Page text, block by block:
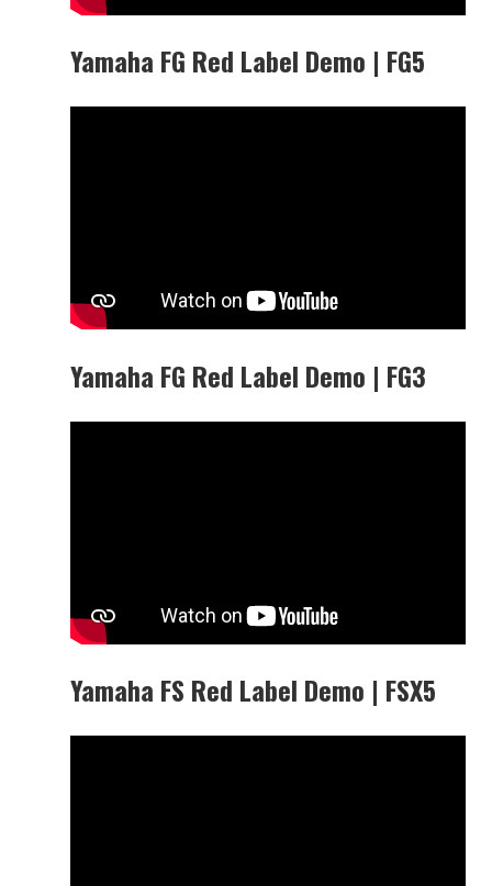
Yamaha FG Red Label Demo | FG5
Yamaha FG Red Label Demo | FG3
Yamaha FS Red Label Demo | FSX5